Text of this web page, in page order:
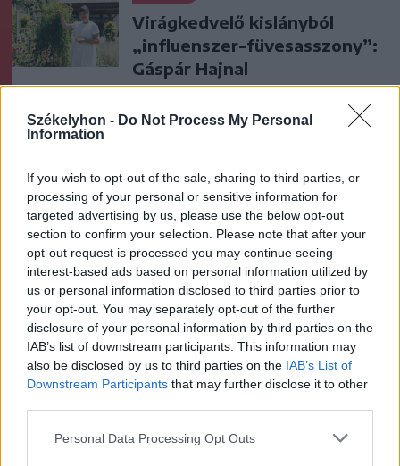
Székelyhon - Do Not Process My Personal
Information
If you wish to opt-out of the sale, sharing to third parties, or
processing of your personal or sensitive information for
targeted advertising by us, please use the below opt-out
section to confirm your selection. Please note that after your
opt-out request is processed you may continue seeing
interest-based ads based on personal information utilized by
us or personal information disclosed to third parties prior to
your opt-out. You may separately opt-out of the further
disclosure of your personal information by third parties on the
IAB’s list of downstream participants. This information may
also be disclosed by us to third parties on the IAB’s List of
Downstream Participants that may further disclose it to other
Personal Data Processing Opt Outs
Virágkedvelő kislányból
„influenszer-füvesasszony”:
Gáspár Hajnal
A rovat további cikkei